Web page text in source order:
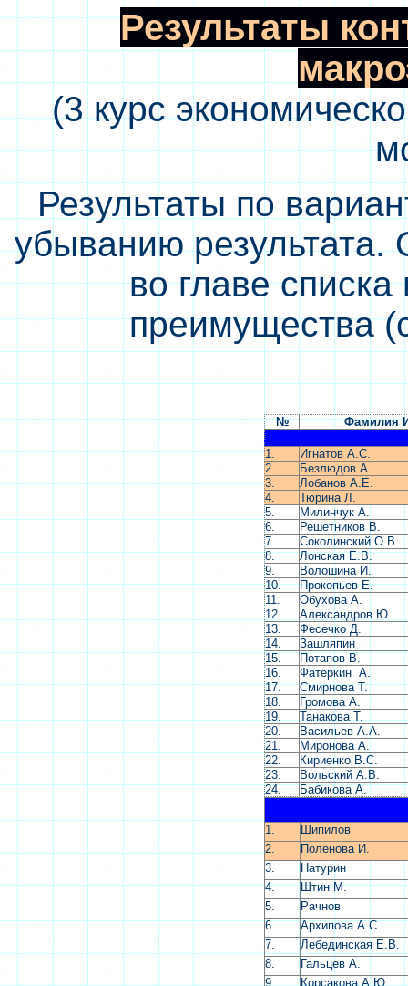
Результаты
(3 курс
Результаты по
убыванию
во главе
преимущества
№ Фамилия
1.
Игнатов А.С.
2.
Безлюдов А.
3.
Лобанов А.Е.
4.
Тюрина Л.
5.
Милинчук А.
6.
Решетников В.
7.
Соколинский О.В.
8.
Лонская Е.В.
9.
Волошина И.
10.
Прокопьев Е.
11.
Обухова А.
12.
Александров Ю.
13.
Фесечко Д.
14.
Зашляпин
15.
Потапов В.
16.
Фатеркин А.
17.
Смирнова Т.
18.
Громова А.
19.
Танакова Т.
20.
Васильев А.А.
21.
Миронова А.
22.
Кириенко В.С.
23.
Вольский А.В.
24.
Бабикова А.
1.
Шипилов
2.
Поленова И.
3.
Натурин
4.
Штин М.
5.
Рачнов
6.
Архипова А.С.
7.
Лебединская Е.В.
8.
Гальцев А.
9.
Корсакова А.Ю.